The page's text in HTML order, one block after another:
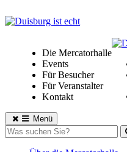
Die Mercatorhalle
Events
Für Besucher
Für Veranstalter
Kontakt
Menü